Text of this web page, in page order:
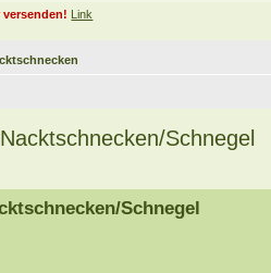
Link
Schnegel
Schnegel